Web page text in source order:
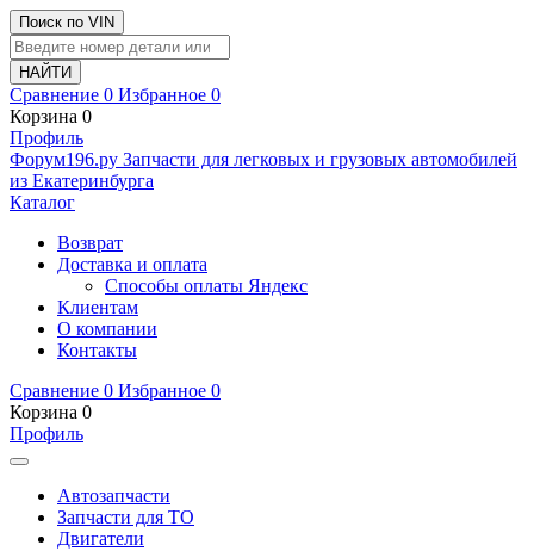
Поиск по VIN
Сравнение 0 Избранное 0
Корзина 0
Профиль
Фoрум196.ру Запчасти для легковых и грузовых автомобилей
из Екатеринбурга
Каталог
Возврат
Доставка и оплата
Способы оплаты Яндекс
Клиентам
О компании
Контакты
Сравнение 0 Избранное 0
Корзина 0
Профиль
Автозапчасти
Запчасти для ТО
Двигатели